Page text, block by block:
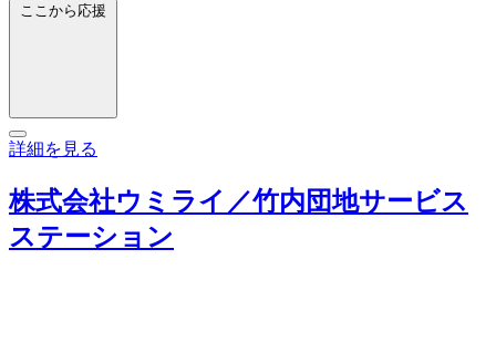
ここから応援
詳細を見る
株式会社ウミライ／竹内団地サービス
ステーション